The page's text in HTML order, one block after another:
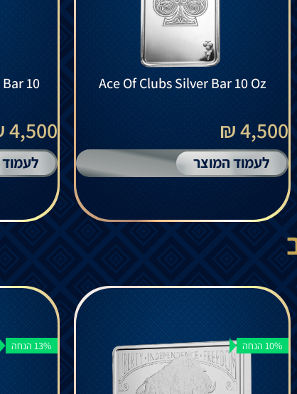
Ace Of Clubs Silver Bar 10 Oz
4,500 ₪
לעמוד המוצר
10
4,500 ₪
10% הנחה 13% הנחה